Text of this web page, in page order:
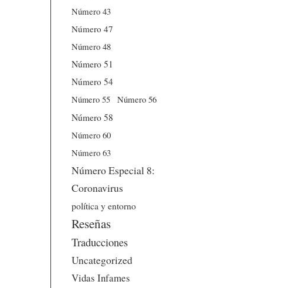
Número 43
Número 47
Número 48
Número 51
Número 54
Número 55
Número 56
Número 58
Número 60
Número 63
Número Especial 8:
Coronavirus
política y entorno
Reseñas
Traducciones
Uncategorized
Vidas Infames